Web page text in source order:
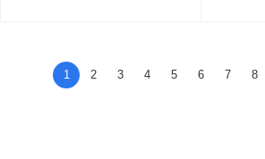
1 2 3 4 5 6 7 8